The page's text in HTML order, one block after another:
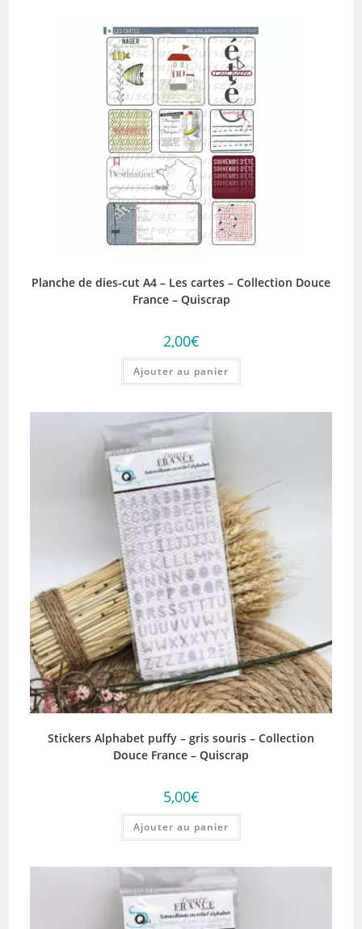
Planche de dies-cut A4 – Les cartes – Collection Douce
France – Quiscrap
2,00€
Ajouter au panier
Stickers Alphabet puffy – gris souris – Collection
Douce France – Quiscrap
5,00€
Ajouter au panier